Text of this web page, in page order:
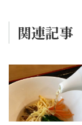
関連記事